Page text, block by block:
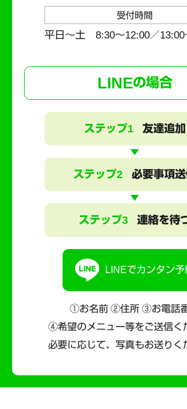
受付時間
平日～土 8:30〜12:00／13:00
LINEの場合
ステップ1 友達追加
ステップ2 必要事項
ステップ3 連絡を待
LINEでカンタン予
①お名前 ②住所 ③お電話
④希望のメニュー等をご送信く
必要に応じて、写真もお送りく